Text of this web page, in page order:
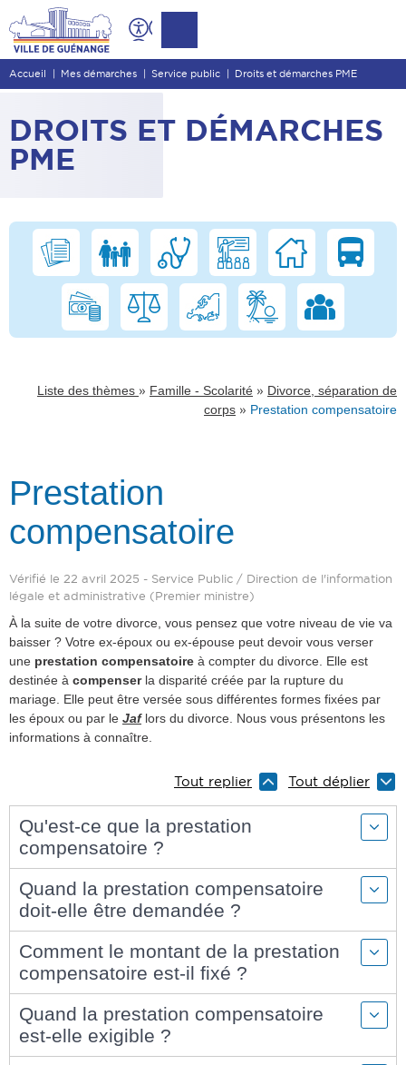
Contenu
Entête de page
Menu principal
Pied de page
Accueil Mes démarches Service public Droits et démarches PME
DROITS ET DÉMARCHES
PME
Liste des thèmes » Famille - Scolarité » Divorce, séparation de
corps » Prestation compensatoire
Prestation
compensatoire
Vérifié le 22 avril 2025 - Service Public / Direction de l'information
légale et administrative (Premier ministre)
À la suite de votre divorce, vous pensez que votre niveau de vie va
baisser ? Votre ex-époux ou ex-épouse peut devoir vous verser
une prestation compensatoire à compter du divorce. Elle est
destinée à compenserla disparité créée par la rupture du
mariage. Elle peut être versée sous différentes formes fixées par
les époux ou par le Jaflors du divorce. Nous vous présentons les
informations à connaître.
Tout replier Tout déplier
Qu'est-ce que la prestation
compensatoire ?
Quand la prestation compensatoire
doit-elle être demandée ?
Comment le montant de la prestation
compensatoire est-il fixé ?
Quand la prestation compensatoire
est-elle exigible ?